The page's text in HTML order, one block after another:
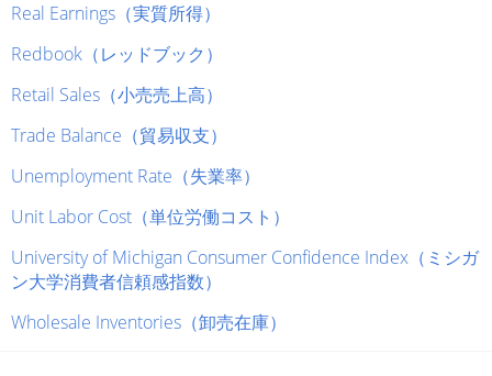
Real Earnings（実質所得）
Redbook（レッドブック）
Retail Sales（小売売上高）
Trade Balance（貿易収支）
Unemployment Rate（失業率）
Unit Labor Cost（単位労働コスト）
University of Michigan Consumer Confidence Index（ミシガ
ン大学消費者信頼感指数）
Wholesale Inventories（卸売在庫）